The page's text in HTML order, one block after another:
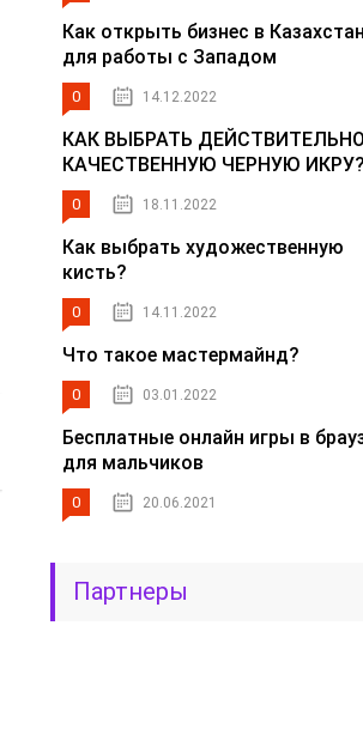
Как открыть бизнес в
для работы с Западом
0 14.12.2022
КАК ВЫБРАТЬ ДЕЙСТВИТЕЛЬНО
КАЧЕСТВЕННУЮ ЧЕРНУЮ ИКРУ?
0 18.11.2022
Как выбрать художественную
кисть?
0 14.11.2022
Что такое мастермайнд?
0 03.01.2022
Бесплатные онлайн игры в
для мальчиков
0 20.06.2021
Партнеры